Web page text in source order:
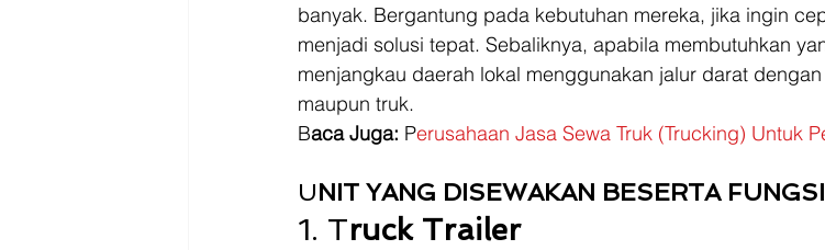
banyak. Bergantung pada kebutuhan mereka, jika ingin
menjadi solusi tepat. Sebaliknya, apabila membutuhkan
menjangkau daerah lokal menggunakan jalur darat
maupun truk.
Baca Juga: Perusahaan Jasa Sewa Truk (Trucking) Untuk
UNIT YANG DISEWAKAN BESERTA
1. Truck Trailer